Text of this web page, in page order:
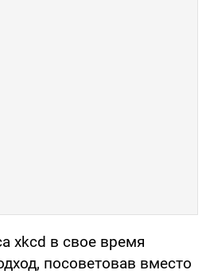
xkcd в свое время
посоветовав вместо